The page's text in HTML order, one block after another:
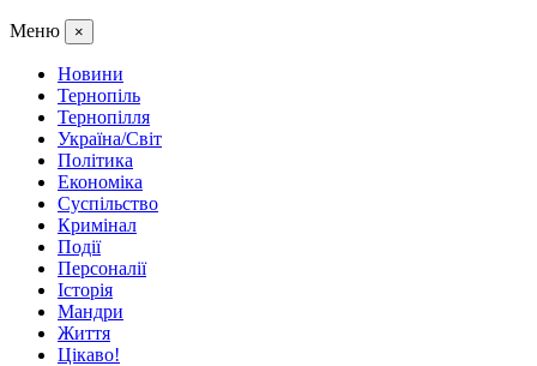
Меню ×
Новини
Тернопіль
Тернопілля
Україна/Світ
Політика
Економіка
Суспільство
Кримінал
Події
Персоналії
Історія
Мандри
Життя
Цікаво!